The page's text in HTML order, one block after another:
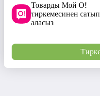
Товарды Мой О!
тиркемесинен
аласыз